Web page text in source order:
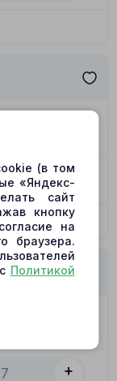
+
с
+
(в том
«Яндекс-
сайт
кнопку
на
браузера.
Политикой